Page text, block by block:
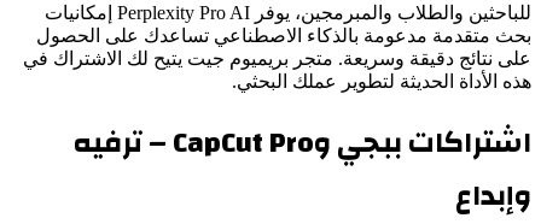
للباحثين والطلاب والمبرمجين، يوفر Perplexity Pro AI إمكانيات
بحث متقدمة مدعومة بالذكاء الاصطناعي تساعدك على الحصول
على نتائج دقيقة وسريعة. متجر بريميوم جيت يتيح لك الاشتراك في
هذه الأداة الحديثة لتطوير عملك البحثي.
اشتراكات ببجي وCapCut Pro – ترفيه
وإبداع